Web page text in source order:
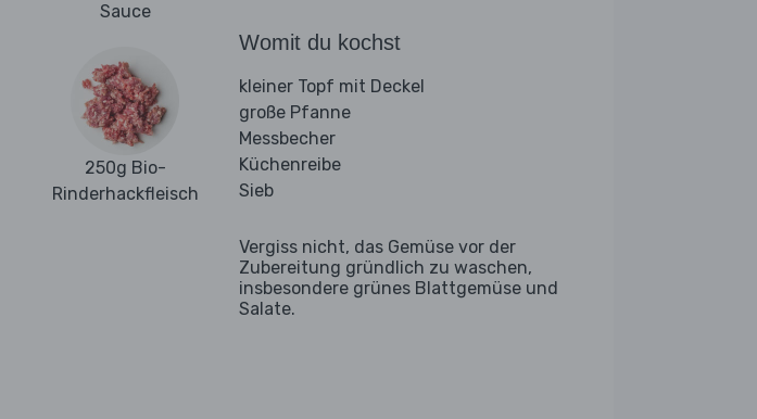
Sauce
250g Bio-
Rinderhackfleisch
Womit du kochst
kleiner Topf mit Deckel
große Pfanne
Messbecher
Küchenreibe
Sieb
Vergiss nicht, das Gemüse vor der
Zubereitung gründlich zu waschen,
insbesondere grünes Blattgemüse und
Salate.